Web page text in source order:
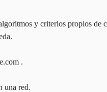
y criterios propios de
.
una red.